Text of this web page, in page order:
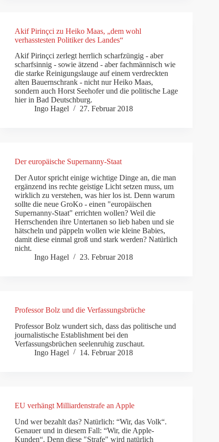
Akif Pirinçci zu Heiko Maas, „dem wohl
verhasstesten Politiker des Landes“
Akif Pirinçci zerlegt herrlich scharfzüngig - aber
scharfsinnig - sowie ätzend - aber fachmännisch wie
die starke Reinigungslauge auf einem verdreckten
alten Bauernschrank - nicht nur Heiko Maas,
sondern auch Horst Seehofer und die politische Lage
hier in Bad Deutschburg.
Ingo Hagel
27. Februar 2018
Der europäische Supernanny-Staat
Der Autor spricht einige wichtige Dinge an, die man
ergänzend ins rechte geistige Licht setzen muss, um
wirklich zu verstehen, was hier los ist. Denn warum
sollte die neue GroKo - einen "europäischen
Supernanny-Staat" errichten wollen? Weil die
Herrschenden ihre Untertanen so lieb haben und sie
hätscheln und päppeln wollen wie kleine Babies,
damit diese einmal groß und stark werden? Natürlich
nicht.
Ingo Hagel
23. Februar 2018
Professor Bolz und die Verfassungsbrüche
Professor Bolz wundert sich, dass das politische und
journalistische Establishment bei den
Verfassungsbrüchen seelenruhig zuschaut.
Ingo Hagel
14. Februar 2018
EU verhängt Milliardenstrafe an Apple
Und wer bezahlt das? Natürlich: “Wir, das Volk“.
Genauer und in diesem Fall: “Wir, die Apple-
Kunden“. Denn diese "Strafe" wird natürlich